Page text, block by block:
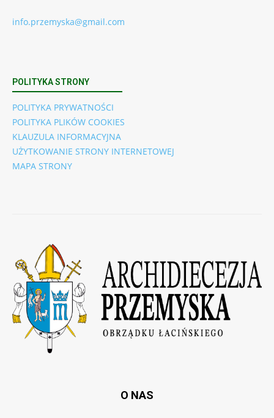
info.przemyska@gmail.com
POLITYKA STRONY
POLITYKA PRYWATNOŚCI
POLITYKA PLIKÓW COOKIES
KLAUZULA INFORMACYJNA
UŻYTKOWANIE STRONY INTERNETOWEJ
MAPA STRONY
O NAS